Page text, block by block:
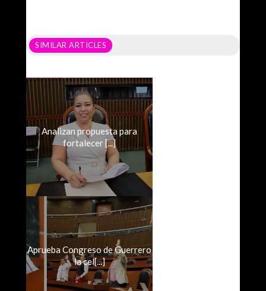
SIMILAR ARTICLES
Analizan propuesta para
fortalecer [...]
Aprueba Congreso de Guerrero
la cel[...]